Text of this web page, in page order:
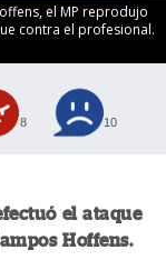
el MP reprodujo
contra el profesional.
8 10
el ataque
Hoffens.